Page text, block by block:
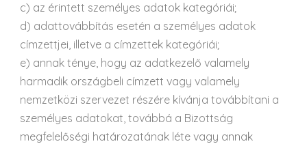
c) az érintett személyes adatok kategóriái;
d) adattovábbítás esetén a személyes adatok
címzettjei, illetve a címzettek kategóriái;
e) annak ténye, hogy az adatkezelő valamely
harmadik országbeli címzett vagy valamely
nemzetközi szervezet részére kívánja továbbítani a
személyes adatokat, továbbá a Bizottság
megfelelőségi határozatának léte vagy annak